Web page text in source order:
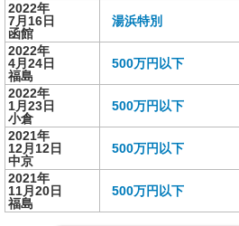
2022年
7月16日
函館
湯浜特別
2022年
4月24日
福島
500万円以下
2022年
1月23日
小倉
500万円以下
2021年
12月12日
中京
500万円以下
2021年
11月20日
福島
500万円以下